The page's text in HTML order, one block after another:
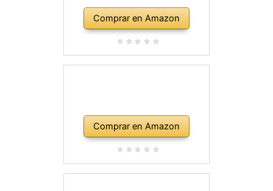
Comprar en Amazon
Comprar en Amazon